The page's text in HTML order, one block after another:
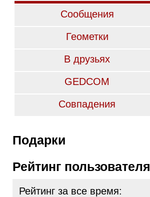
Сообщения
Геометки
В друзьях
GEDCOM
Совпадения
Подарки
Рейтинг пользователя
Рейтинг за все время: